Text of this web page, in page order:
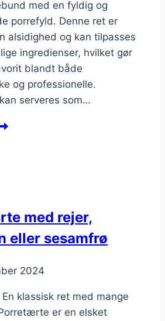
med en fyldig og
porrefyld. Denne ret er
alsidighed og kan tilpasses
ingredienser, hvilket gør
blandt både
og professionelle.
serveres som…
med rejer,
eller sesamfrø
2024
klassisk ret med mange
er en elsket